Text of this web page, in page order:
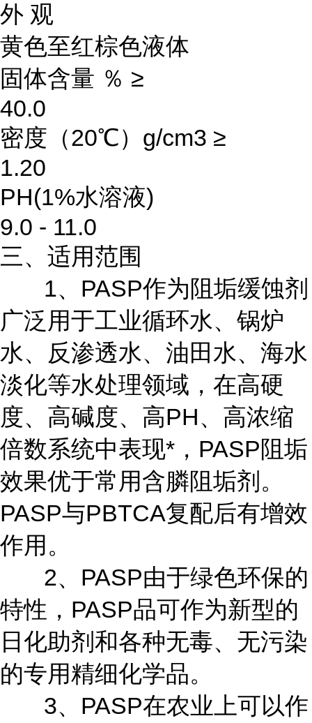
外 观
黄色至红棕色液体
固体含量 ％ ≥
40.0
密度（20℃）g/cm3 ≥
1.20
PH(1%水溶液)
9.0 - 11.0
三、适用范围
1、PASP作为阻垢缓蚀剂
广泛用于工业循环水、锅炉
水、反渗透水、油田水、海水
淡化等水处理领域，在高硬
度、高碱度、高PH、高浓缩
倍数系统中表现*，PASP阻垢
效果优于常用含膦阻垢剂。
PASP与PBTCA复配后有增效
作用。
2、PASP由于绿色环保的
特性，PASP品可作为新型的
日化助剂和各种无毒、无污染
的专用精细化学品。
3、PASP在农业上可以作